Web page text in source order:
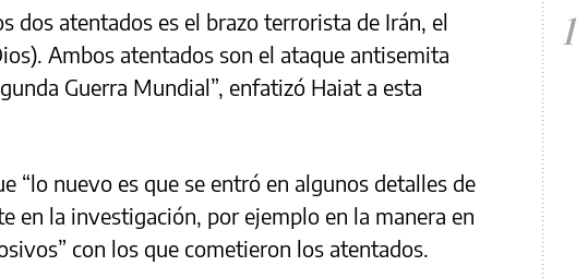
dos atentados es el brazo terrorista de Irán, el
Ambos atentados son el ataque antisemita
Guerra Mundial”, enfatizó Haiat a esta
“lo nuevo es que se entró en algunos detalles de
en la investigación, por ejemplo en la manera en
con los que cometieron los atentados.
1